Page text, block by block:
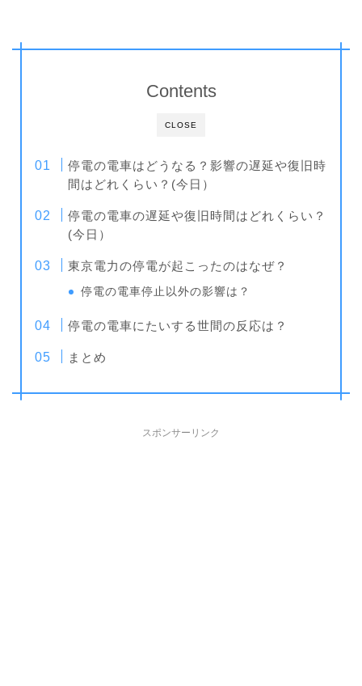
CLOSE
Contents
停電の電車はどうなる？影響の遅延や復旧時
間はどれくらい？(今日）
停電の電車の遅延や復旧時間はどれくらい？
(今日）
東京電力の停電が起こったのはなぜ？
停電の電車停止以外の影響は？
停電の電車にたいする世間の反応は？
まとめ
スポンサーリンク